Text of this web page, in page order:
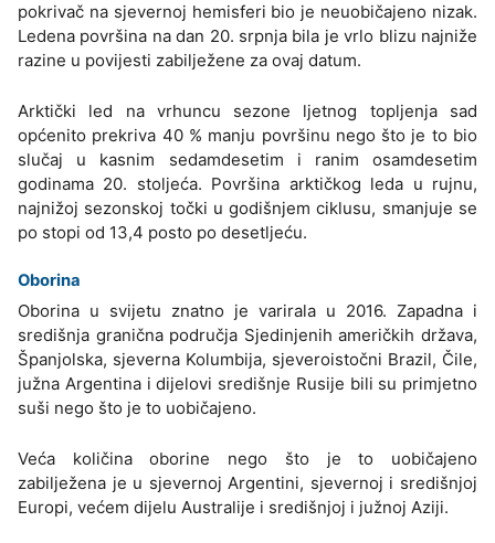
pokrivač na sjevernoj hemisferi bio je neuobičajeno nizak.
Ledena površina na dan 20. srpnja bila je vrlo blizu najniže
razine u povijesti zabilježene za ovaj datum.
Arktički led na vrhuncu sezone ljetnog topljenja sad
općenito prekriva 40 % manju površinu nego što je to bio
slučaj u kasnim sedamdesetim i ranim osamdesetim
godinama 20. stoljeća. Površina arktičkog leda u rujnu,
najnižoj sezonskoj točki u godišnjem ciklusu, smanjuje se
po stopi od 13,4 posto po desetljeću.
Oborina
Oborina u svijetu znatno je varirala u 2016. Zapadna i
središnja granična područja Sjedinjenih američkih država,
Španjolska, sjeverna Kolumbija, sjeveroistočni Brazil, Čile,
južna Argentina i dijelovi središnje Rusije bili su primjetno
suši nego što je to uobičajeno.
Veća količina oborine nego što je to uobičajeno
zabilježena je u sjevernoj Argentini, sjevernoj i središnjoj
Europi, većem dijelu Australije i središnjoj i južnoj Aziji.